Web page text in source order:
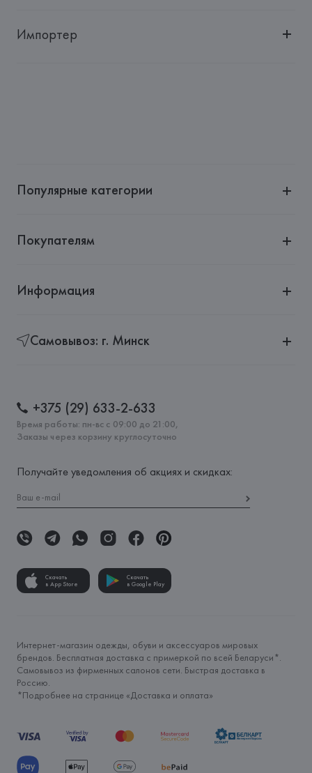
Импортер
Страна происхождения товара:
Популярные категории
Покупателям
Информация
Самовывоз: г. Минск
+375 (29) 633-2-633
Время работы: пн-вс с 09:00 до 21:00,
Заказы через корзину круглосуточно
Получайте уведомления об акциях и скидках:
Скачать
в App Store
Скачать
в Google Play
Интернет-магазин одежды, обуви и аксессуаров мировых
брендов. Бесплатная доставка с примеркой по всей Беларуси*.
Самовывоз из фирменных салонов сети. Быстрая доставка в
Россию.
*Подробнее на странице «Доставка и оплата»